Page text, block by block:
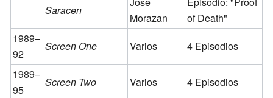
Saracen
Morazan
of Death"
1989–
92
Screen One Varios
4 Episodios
1989–
95
Screen Two Varios
4 Episodios